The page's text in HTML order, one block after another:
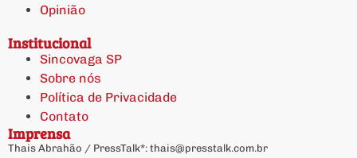
Opinião
Institucional
Sincovaga SP
Sobre nós
Política de Privacidade
Contato
Imprensa
Thais Abrahão / PressTalk*: thais@presstalk.com.br